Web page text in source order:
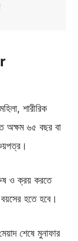
শারীরিক
অক্ষম ৬৫ বছর বা
ও ক্রয় করতে
হতে হবে।
শেষে মুনাফার